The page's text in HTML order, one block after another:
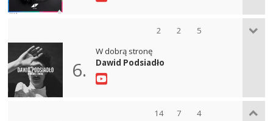
2 2 5
6.
W dobrą stronę
Dawid Podsiadło
14 7 4